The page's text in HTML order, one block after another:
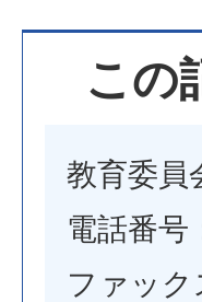
この
教育委員
電話番
ファッ